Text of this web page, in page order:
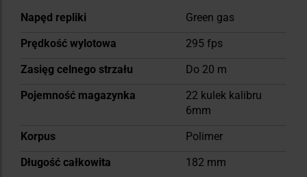
Więcej
Napęd repliki
Green gas
Prędkość wylotowa
295 fps
Zasięg celnego strzału
Do 20 m
Pojemność magazynka
22 kulek kalibru
6mm
Korpus
Polimer
Długość całkowita
182 mm